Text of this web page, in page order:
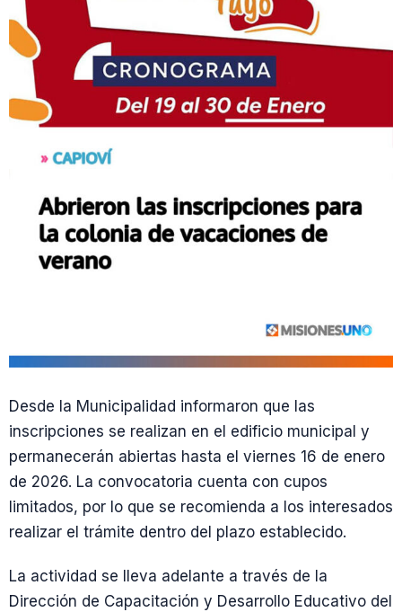
Desde la Municipalidad informaron que las
inscripciones se realizan en el edificio municipal y
permanecerán abiertas hasta el viernes 16 de enero
de 2026. La convocatoria cuenta con cupos
limitados, por lo que se recomienda a los interesados
realizar el trámite dentro del plazo establecido.
La actividad se lleva adelante a través de la
Dirección de Capacitación y Desarrollo Educativo del